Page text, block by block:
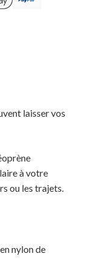
laisser vos
à votre
ou les trajets.
nylon de